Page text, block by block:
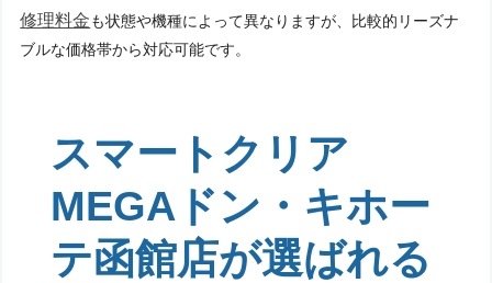
修理料金も状態や機種によって異なりますが、比較的リーズナ
ブルな価格帯から対応可能です。
スマートクリア
MEGAドン・キホー
テ函館店が選ばれる